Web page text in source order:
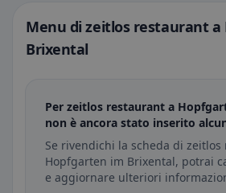
Menu di zeitlos restaurant
Brixental
Per zeitlos restaurant a
non è ancora stato inserito
Se rivendichi la scheda di zeitlos
Hopfgarten im Brixental, potrai
e aggiornare ulteriori